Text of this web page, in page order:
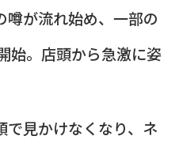
噂が流れ始め、一部の
始。店頭から急激に姿
で見かけなくなり、ネ